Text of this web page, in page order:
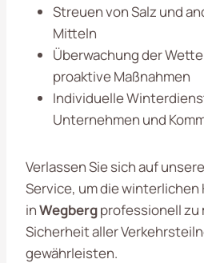
Streuen von Salz und
Mitteln
Überwachung der
proaktive Maßnahmen
Individuelle
Unternehmen und
Verlassen Sie sich auf
Service, um die
inWegbergprofessionell zu
Sicherheit aller
gewährleisten.